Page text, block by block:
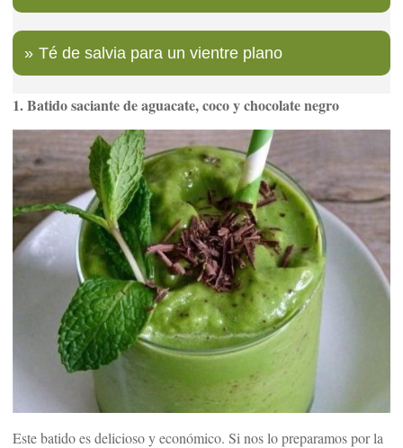
Té de salvia para un vientre plano
1. Batido saciante de aguacate, coco y chocolate negro
Este batido es delicioso y económico. Si nos lo preparamos por la